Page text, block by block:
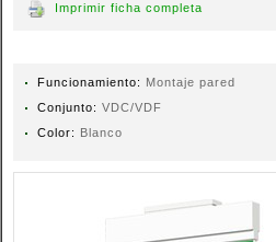
Imprimir ficha completa
Funcionamiento: Montaje pared
Conjunto:VDC/VDF
Color: Blanco